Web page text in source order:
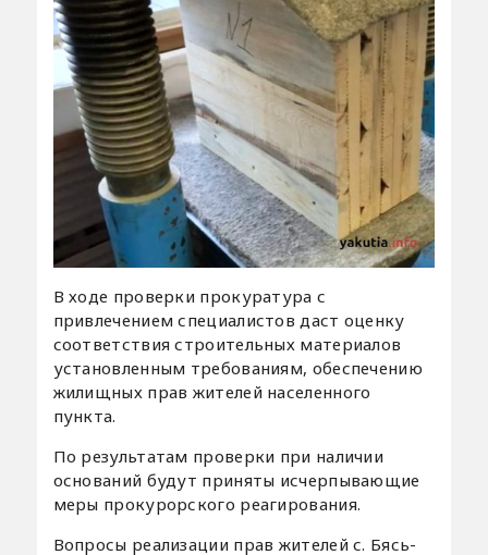
В ходе проверки прокуратура с
привлечением специалистов даст оценку
соответствия строительных материалов
установленным требованиям, обеспечению
жилищных прав жителей населенного
пункта.
По результатам проверки при наличии
оснований будут приняты исчерпывающие
меры прокурорского реагирования.
Вопросы реализации прав жителей с. Бясь-